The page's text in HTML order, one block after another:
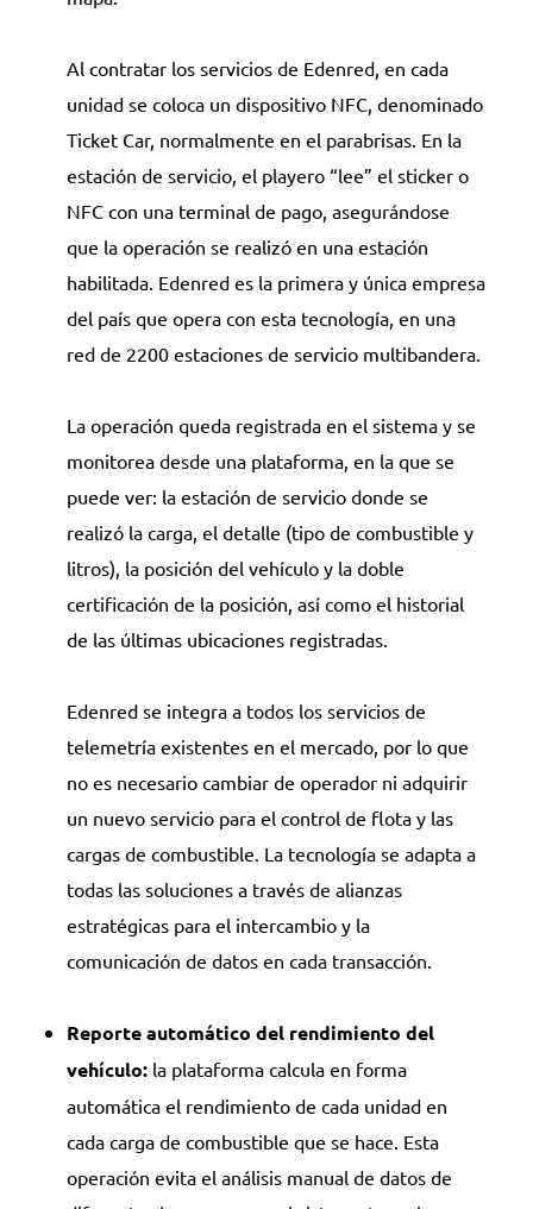
Al contratar los servicios de Edenred, en cada
unidad se coloca un dispositivo NFC, denominado
Ticket Car, normalmente en el parabrisas. En la
estación de servicio, el playero “lee” el sticker o
NFC con una terminal de pago, asegurándose
que la operación se realizó en una estación
habilitada. Edenred es la primera y única empresa
del país que opera con esta tecnología, en una
red de 2200 estaciones de servicio multibandera.
La operación queda registrada en el sistema y se
monitorea desde una plataforma, en la que se
puede ver: la estación de servicio donde se
realizó la carga, el detalle (tipo de combustible y
litros), la posición del vehículo y la doble
certificación de la posición, así como el historial
de las últimas ubicaciones registradas.
Edenred se integra a todos los servicios de
telemetría existentes en el mercado, por lo que
no es necesario cambiar de operador ni adquirir
un nuevo servicio para el control de flota y las
cargas de combustible. La tecnología se adapta a
todas las soluciones a través de alianzas
estratégicas para el intercambio y la
comunicación de datos en cada transacción.
Reporte automático del rendimiento del
vehículo: la plataforma calcula en forma
automática el rendimiento de cada unidad en
cada carga de combustible que se hace. Esta
operación evita el análisis manual de datos de